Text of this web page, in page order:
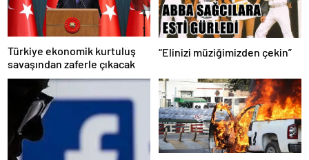
Türkiye ekonomik kurtuluş
savaşından zaferle çıkacak
“Elinizi müziğimizden çekin”